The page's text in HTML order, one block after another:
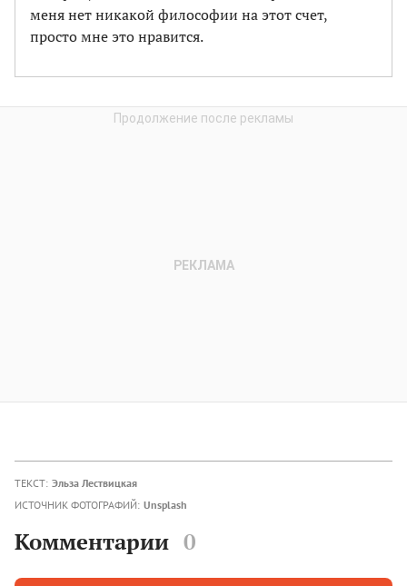
меня нет никакой философии на этот счет,
просто мне это нравится.
ТЕКСТ: Эльза Лествицкая
ИСТОЧНИК ФОТОГРАФИЙ: Unsplash
Комментарии 0